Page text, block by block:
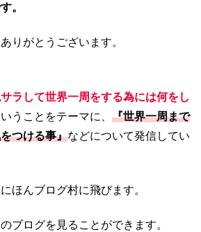
。
りがとうございます。
サラして世界一周をする為には何をし
うことをテーマに、 『世界一周まで
つける事』などについて発信してい
ほんブログ村に飛びます。
ブログを見ることができます。